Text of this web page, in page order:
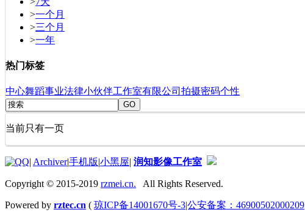
>一个月
>三个月
>一年
热门标签
中心舞蹈事业法律小伙伴工作室有限公司 拍摄密码个性
GO
当前只有一页
| Archiver|手机版|小黑屋| 润知影像工作室
Copyright © 2015-2019 rzmei.cn. All Rights Reserved.
Powered by rztec.cn ( 琼ICP备14001670号-3|公安备案：46900502000209